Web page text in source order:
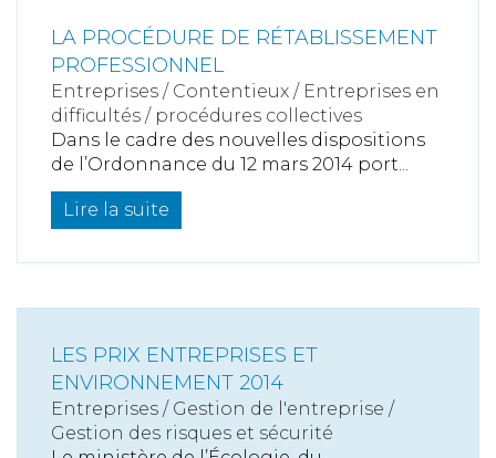
LA PROCÉDURE DE RÉTABLISSEMENT
PROFESSIONNEL
Entreprises / Contentieux / Entreprises en
difficultés / procédures collectives
Dans le cadre des nouvelles dispositions
de l’Ordonnance du 12 mars 2014 port...
Lire la suite
LES PRIX ENTREPRISES ET
ENVIRONNEMENT 2014
Entreprises / Gestion de l'entreprise /
Gestion des risques et sécurité